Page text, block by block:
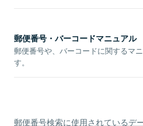
郵便番号・バーコードマニュアル
郵便番号や、バーコードに関するマ
す。
郵便番号検索に使用されているデ